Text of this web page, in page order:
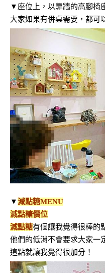
▼座位上，以靠牆的高腳椅
大家如果有併桌需要，都可
▼減點糖MENU
減點糖價位
減點糖有個讓我覺得很棒的
他們的低消不會要求大家一
這點就讓我覺得很加分！